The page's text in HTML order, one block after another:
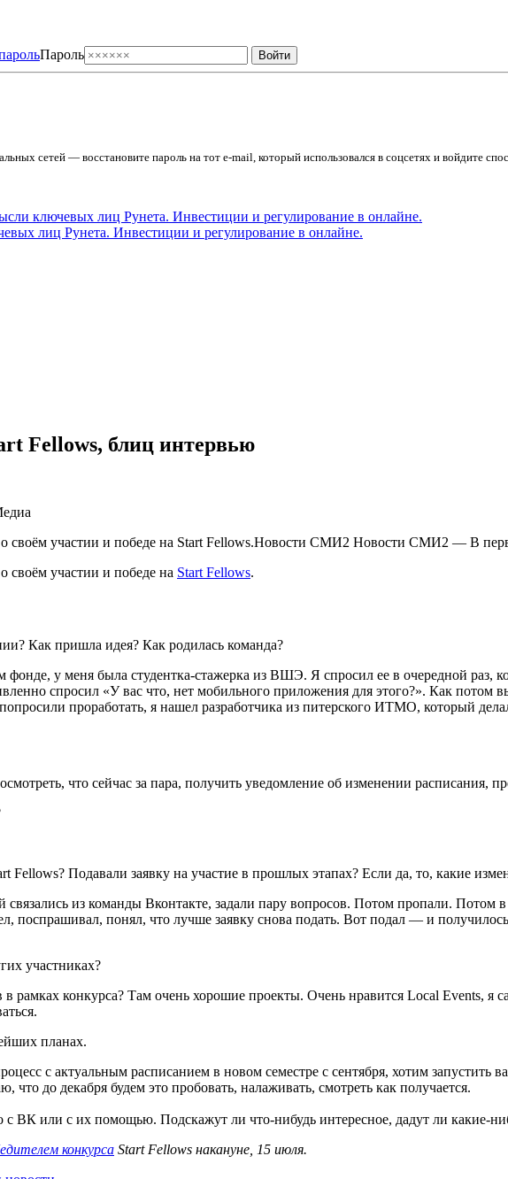
Пароль
сетей — восстановите пароль на тот e-mail, который использовался в соцсетях и войдите
лиц Рунета. Инвестиции и регулирование в онлайне.
Fellows, блиц интервью
своём участии и победе на Start Fellows.Новости СМИ2 Новости СМИ2 — В
участии и победе на Start Fellows.
Как пришла идея? Как родилась команда?
у меня была студентка-стажерка из ВШЭ. Я спросил ее в очередной раз,
спросил «У вас что, нет мобильного приложения для этого?». Как
проработать, я нашел разработчика из питерского ИТМО, который
что сейчас за пара, получить уведомление об изменении расписания,
Подавали заявку на участие в прошлых этапах? Если да, то, какие
из команды Вконтакте, задали пару вопросов. Потом пропали. Потом
поспрашивал, понял, что лучше заявку снова подать. Вот подал — и
участниках?
рамках конкурса? Там очень хорошие проекты. Очень нравится Local Events, я
планах.
с актуальным расписанием в новом семестре с сентября, хотим запустить
до декабря будем это пробовать, налаживать, смотреть как получается.
с ВК или с их помощью. Подскажут ли что-нибудь интересное, дадут ли какие-
конкурса Start Fellows накануне, 15 июля.